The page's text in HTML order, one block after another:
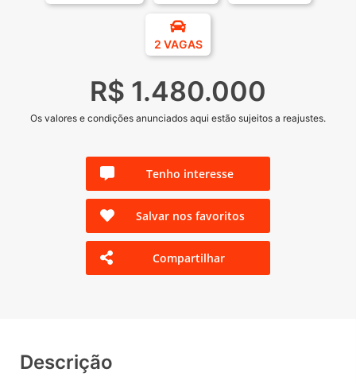
2 VAGAS
R$ 1.480.000
Os valores e condições anunciados aqui estão sujeitos a reajustes.
Tenho interesse
Salvar nos favoritos
Compartilhar
Descrição